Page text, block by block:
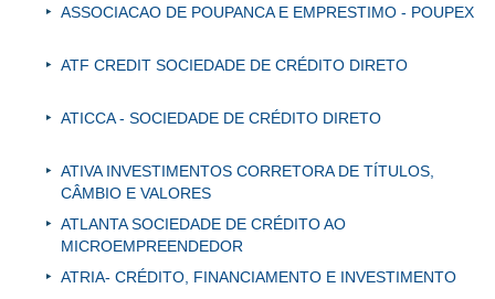
ASSOCIACAO DE POUPANCA E EMPRESTIMO - POUPEX
ATF CREDIT SOCIEDADE DE CRÉDITO DIRETO
ATICCA - SOCIEDADE DE CRÉDITO DIRETO
ATIVA INVESTIMENTOS CORRETORA DE TÍTULOS,
CÂMBIO E VALORES
ATLANTA SOCIEDADE DE CRÉDITO AO
MICROEMPREENDEDOR
ATRIA- CRÉDITO, FINANCIAMENTO E INVESTIMENTO